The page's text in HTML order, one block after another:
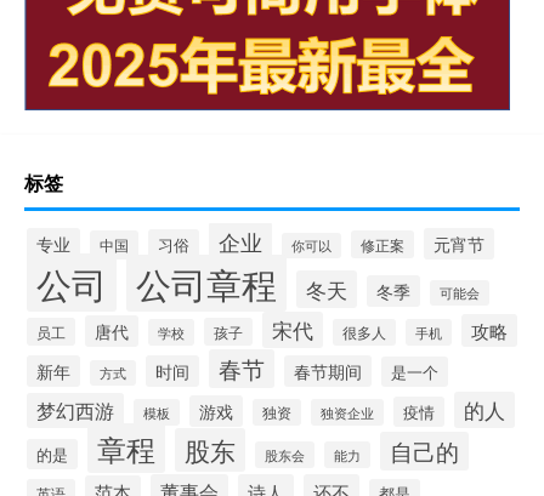
标签
专业 中国 习俗 企业 你可以 修正案 元宵节
公司 公司章程 冬天 冬季 可能会
员工 唐代 学校 孩子 宋代 很多人 手机 攻略
新年 方式 时间 春节 春节期间 是一个
梦幻西游 模板 游戏 独资 独资企业 疫情 的人
的是 章程 股东 股东会 能力 自己的
诗人 还不